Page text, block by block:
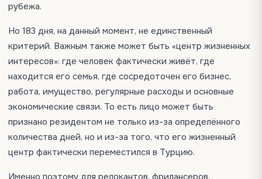
рубежа.
Но 183 дня, на данный момент, не единственный
критерий. Важным также может быть «центр жизненных
интересов»: где человек фактически живёт, где
находится его семья, где сосредоточен его бизнес,
работа, имущество, регулярные расходы и основные
экономические связи. То есть лицо может быть
признано резидентом не только из-за определённого
количества дней, но и из-за того, что его жизненный
центр фактически переместился в Турцию.
Именно поэтому для релокантов, фрилансеров,